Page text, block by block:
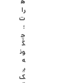
ه
را
ت
؛
چ
گ
ون
ه
ی
ک
ا
ل
ک
ن
م
ل
6
,
0
0
0
ت